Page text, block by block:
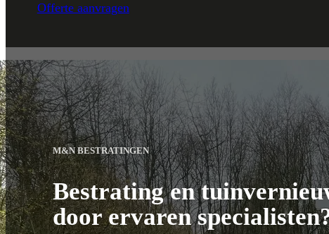
Offerte aanvragen
M&N BESTRATINGEN
Bestrating en
door ervaren